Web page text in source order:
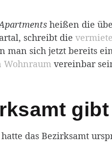
heißen die
schreibt die
man sich jetzt bereits
Wohnraum vereinbar
das Bezirksamt